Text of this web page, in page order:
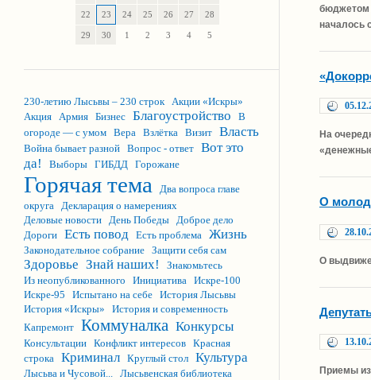
22 23 24 25 26 27 28
29 30 1 2 3 4 5
230-летию Лысьвы – 230 строк Акции «Искры»
Акция Армия Бизнес Благоустройство
В
огороде — с умом Вера Взлётка Визит Власть
Война бывает разной Вопрос - ответ Вот это
да!
Выборы ГИБДД Горожане
Горячая тема
Два вопроса главе
округа Декларация о намерениях
Деловые новости День Победы Доброе дело
Дороги Есть повод Есть проблема Жизнь
Законодательное собрание Защити себя сам
Здоровье Знай наших!
Знакомьтесь
Из неопубликованного
Инициатива Искре-100
Искре-95
Испытано на себе История Лысьвы
История «Искры»
История и современность
Капремонт Коммуналка Конкурсы
Консультации Конфликт интересов Красная
строка Криминал Круглый стол Культура
Лысьва и Чусовой... Лысьвенская библиотека
бюджетом
началось
На
О
О
Приемы